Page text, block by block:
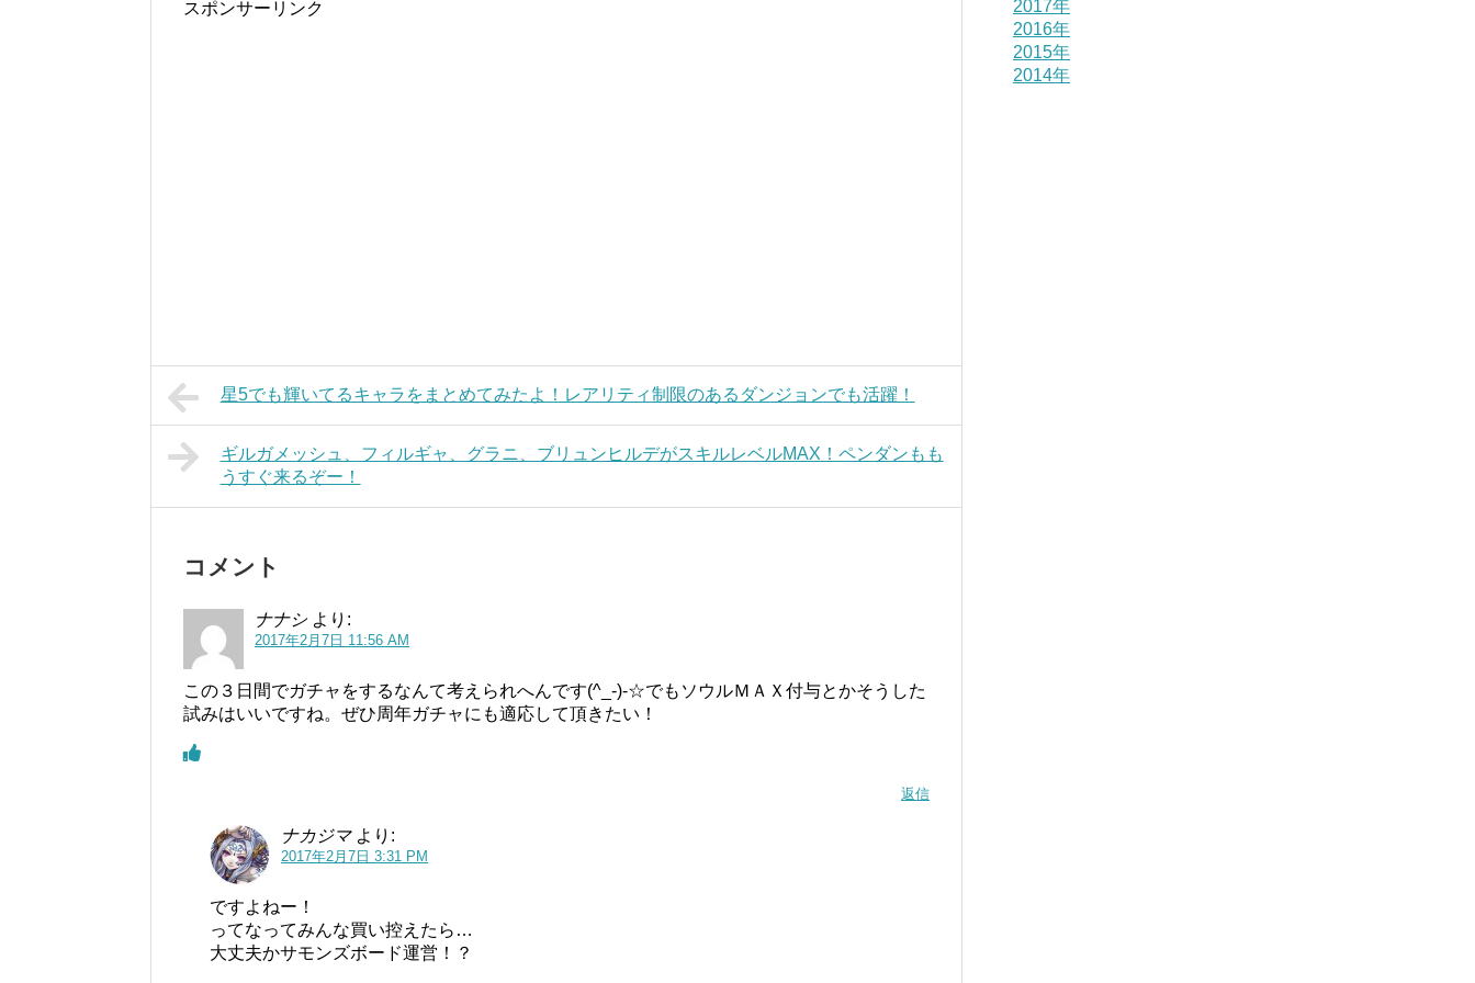
スポンサーリンク
星5でも輝いてるキャラをまとめてみたよ！レアリティ制限のあるダンジョンでも活躍！
ギルガメッシュ、フィルギャ、グラニ、ブリュンヒルデがスキルレベルMAX！ペンダンもも
うすぐ来るぞー！
コメント
ナナシ より:
2017年2月7日 11:56 AM
この３日間でガチャをするなんて考えられへんです(^_-)-☆でもソウルＭＡＸ付与とかそうした
試みはいいですね。ぜひ周年ガチャにも適応して頂きたい！
返信
ナカジマ より:
2017年2月7日 3:31 PM
ですよねー！
ってなってみんな買い控えたら…
大丈夫かサモンズボード運営！？
2017年
2016年
2015年
2014年